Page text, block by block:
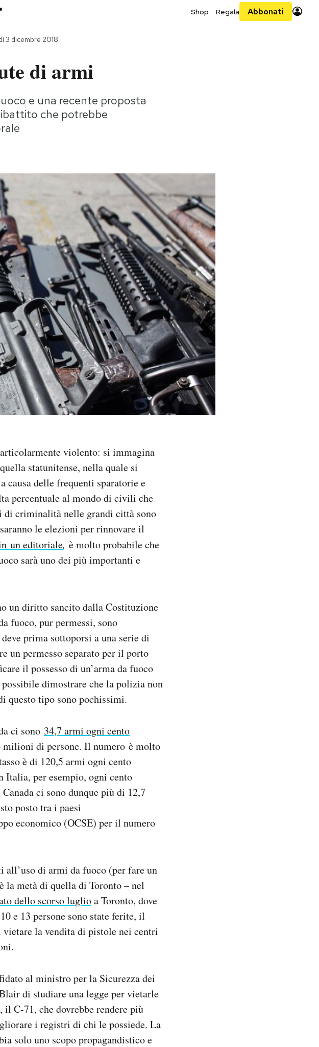
Shop Regala Abbonati
3 dicembre 2018
di armi
e una recente proposta
che potrebbe
violento: si immagina
statunitense, nella quale si
causa delle frequenti sparatorie e
percentuale al mondo di civili che
di criminalità nelle grandi città sono
le elezioni per rinnovare il
un editoriale, è molto probabile che
sarà uno dei più importanti e
un diritto sancito dalla Costituzione
fuoco, pur permessi, sono
prima sottoporsi a una serie di
un permesso separato per il porto
il possesso di un’arma da fuoco
dimostrare che la polizia non
questo tipo sono pochissimi.
ci sono 34,7 armi ogni cento
milioni di persone. Il numero è molto
è di 120,5 armi ogni cento
Italia, per esempio, ogni cento
ci sono dunque più di 12,7
posto tra i paesi
economico (OCSE) per il numero
all’uso di armi da fuoco (per fare un
la metà di quella di Toronto – nel
dello scorso luglioa Toronto, dove
e 13 persone sono state ferite, il
la vendita di pistole nei centri
al ministro per la Sicurezza dei
di studiare una legge per vietarle
C-71, che dovrebbe rendere più
i registri di chi le possiede. La
solo uno scopo propagandistico e